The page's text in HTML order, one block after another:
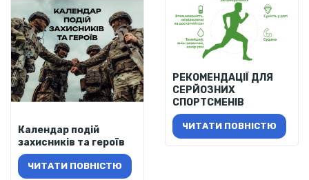
Календар подій
захисників та героїв
ЧИТАТИ ПОВНІСТЮ
РЕКОМЕНДАЦІЇ ДЛЯ
СЕРЙОЗНИХ
СПОРТСМЕНІВ
ЧИТАТИ ПОВНІСТЮ